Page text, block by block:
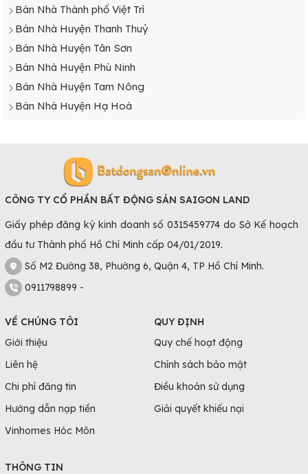
Bán Nhà Thành phố Việt Trì
Bán Nhà Huyện Thanh Thuỷ
Bán Nhà Huyện Tân Sơn
Bán Nhà Huyện Phù Ninh
Bán Nhà Huyện Tam Nông
Bán Nhà Huyện Hạ Hoà
CÔNG TY CỔ PHẦN BẤT ĐỘNG SẢN SAIGON LAND
Giấy phép đăng ký kinh doanh số 0315459774 do Sở Kế hoạch
đầu tư Thành phố Hồ Chí Minh cấp 04/01/2019.
Số M2 Đường 38, Phường 6, Quận 4, TP Hồ Chí Minh.
0911798899 -
VỀ CHÚNG TÔI
Giới thiệu
Liên hệ
Chi phí đăng tin
Hướng dẫn nạp tiền
Vinhomes Hóc Môn
QUY ĐỊNH
Quy chế hoạt động
Chính sách bảo mật
Điều khoản sử dụng
Giải quyết khiếu nại
THÔNG TIN